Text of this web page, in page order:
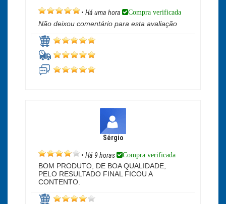
• Há uma hora Compra verificada
Não deixou comentário para esta avaliação
Sérgio
• Há 9 horas Compra verificada
BOM PRODUTO, DE BOA QUALIDADE,
PELO RESULTADO FINAL FICOU A
CONTENTO.